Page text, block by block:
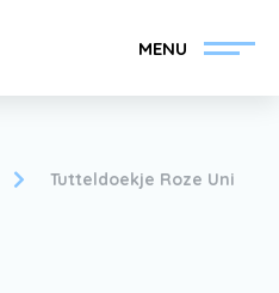
MENU
Tutteldoekje Roze Uni